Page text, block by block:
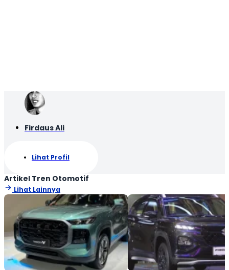
Firdaus Ali
Lihat Profil
Artikel Tren Otomotif
Lihat Lainnya